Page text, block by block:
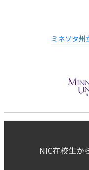
ミネソタ州
NIC在校生か